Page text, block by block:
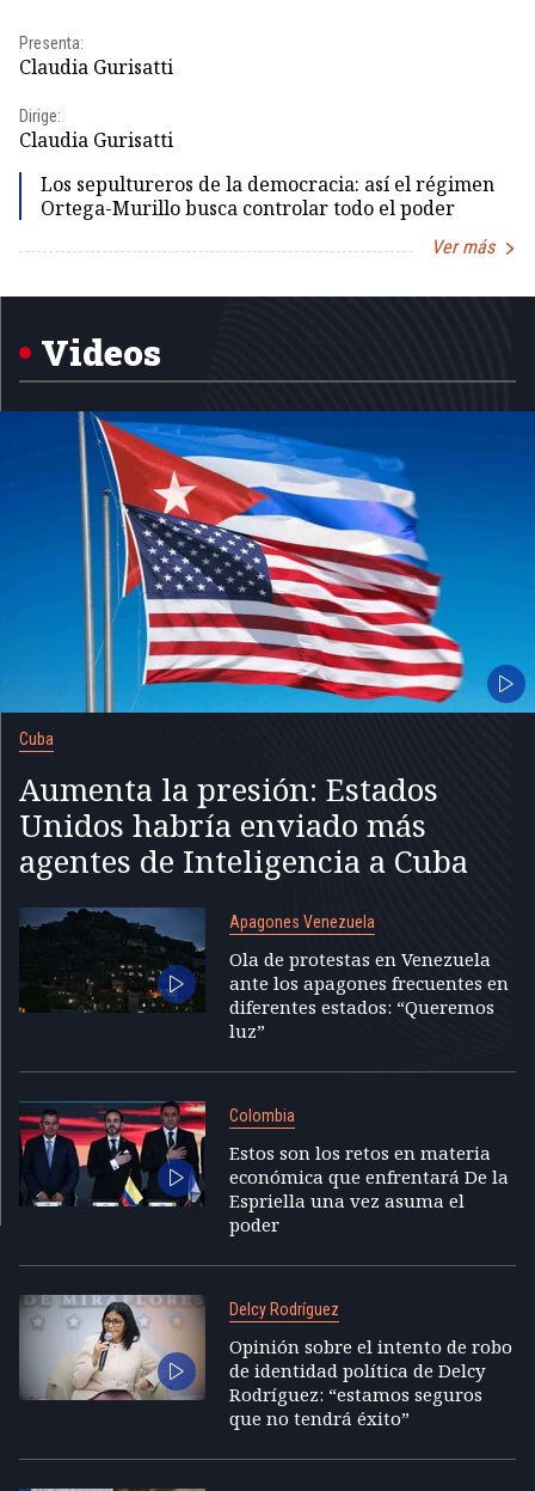
Presenta:
Claudia Gurisatti
Dirige:
Claudia Gurisatti
Los sepultureros de la democracia: así el régimen
Ortega-Murillo busca controlar todo el poder
Ver más
Videos
Cuba
Aumenta la presión: Estados
Unidos habría enviado más
agentes de Inteligencia a Cuba
Apagones Venezuela
Ola de protestas en Venezuela
ante los apagones frecuentes en
diferentes estados: “Queremos
luz”
Colombia
Estos son los retos en materia
económica que enfrentará De la
Espriella una vez asuma el
poder
Delcy Rodríguez
Opinión sobre el intento de robo
de identidad política de Delcy
Rodríguez: “estamos seguros
que no tendrá éxito”